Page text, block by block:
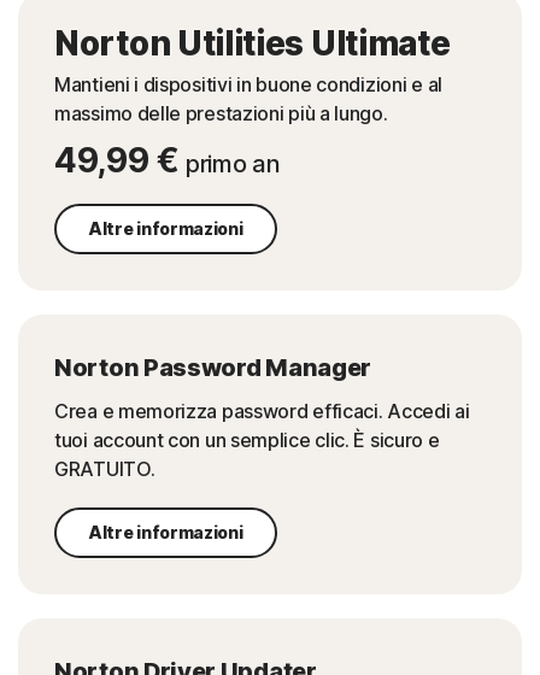
Norton Utilities Ultimate
Mantieni i dispositivi in buone condizioni e al
massimo delle prestazioni più a lungo.
49,99 € primo an
Altre informazioni
Norton Password Manager
Crea e memorizza password efficaci. Accedi ai
tuoi account con un semplice clic. È sicuro e
GRATUITO.
Altre informazioni